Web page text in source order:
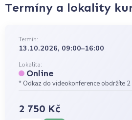
Termíny a lokality
Termín:
13.10.2026, 09:00–16:00
Lokalita:
Online
* Odkaz do videokonference obdržíte
2 750 Kč